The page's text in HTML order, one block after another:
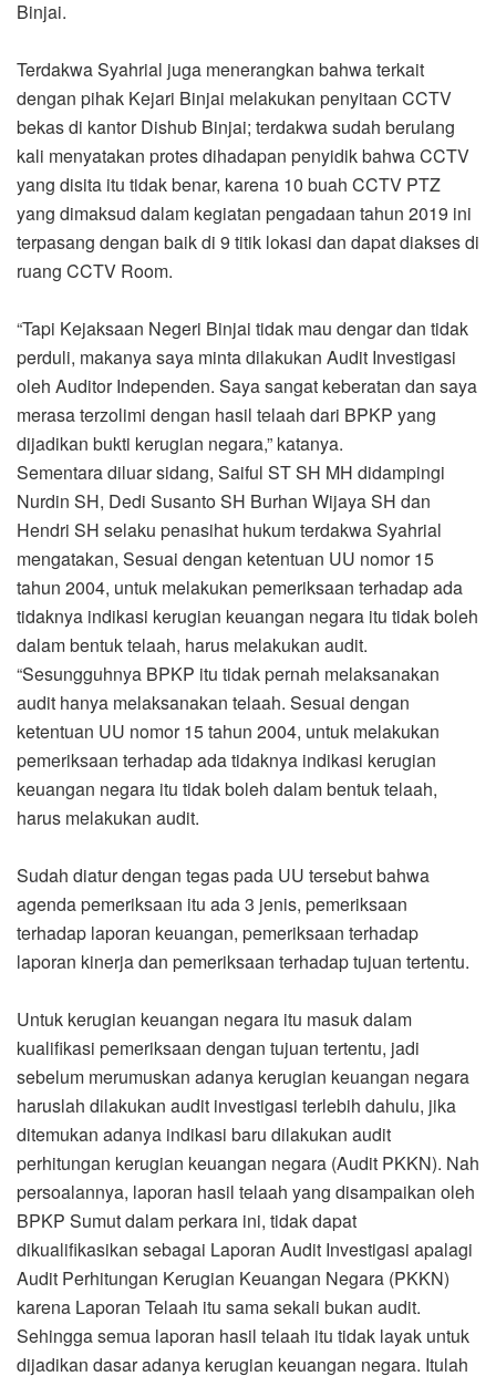
Binjai.
Terdakwa Syahrial juga menerangkan bahwa terkait
dengan pihak Kejari Binjai melakukan penyitaan CCTV
bekas di kantor Dishub Binjai; terdakwa sudah berulang
kali menyatakan protes dihadapan penyidik bahwa CCTV
yang disita itu tidak benar, karena 10 buah CCTV PTZ
yang dimaksud dalam kegiatan pengadaan tahun 2019 ini
terpasang dengan baik di 9 titik lokasi dan dapat diakses di
ruang CCTV Room.
“Tapi Kejaksaan Negeri Binjai tidak mau dengar dan tidak
perduli, makanya saya minta dilakukan Audit Investigasi
oleh Auditor Independen. Saya sangat keberatan dan saya
merasa terzolimi dengan hasil telaah dari BPKP yang
dijadikan bukti kerugian negara,” katanya.
Sementara diluar sidang, Saiful ST SH MH didampingi
Nurdin SH, Dedi Susanto SH Burhan Wijaya SH dan
Hendri SH selaku penasihat hukum terdakwa Syahrial
mengatakan, Sesuai dengan ketentuan UU nomor 15
tahun 2004, untuk melakukan pemeriksaan terhadap ada
tidaknya indikasi kerugian keuangan negara itu tidak boleh
dalam bentuk telaah, harus melakukan audit.
“Sesungguhnya BPKP itu tidak pernah melaksanakan
audit hanya melaksanakan telaah. Sesuai dengan
ketentuan UU nomor 15 tahun 2004, untuk melakukan
pemeriksaan terhadap ada tidaknya indikasi kerugian
keuangan negara itu tidak boleh dalam bentuk telaah,
harus melakukan audit.
Sudah diatur dengan tegas pada UU tersebut bahwa
agenda pemeriksaan itu ada 3 jenis, pemeriksaan
terhadap laporan keuangan, pemeriksaan terhadap
laporan kinerja dan pemeriksaan terhadap tujuan tertentu.
Untuk kerugian keuangan negara itu masuk dalam
kualifikasi pemeriksaan dengan tujuan tertentu, jadi
sebelum merumuskan adanya kerugian keuangan negara
haruslah dilakukan audit investigasi terlebih dahulu, jika
ditemukan adanya indikasi baru dilakukan audit
perhitungan kerugian keuangan negara (Audit PKKN). Nah
persoalannya, laporan hasil telaah yang disampaikan oleh
BPKP Sumut dalam perkara ini, tidak dapat
dikualifikasikan sebagai Laporan Audit Investigasi apalagi
Audit Perhitungan Kerugian Keuangan Negara (PKKN)
karena Laporan Telaah itu sama sekali bukan audit.
Sehingga semua laporan hasil telaah itu tidak layak untuk
dijadikan dasar adanya kerugian keuangan negara. Itulah